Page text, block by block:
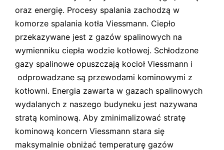
oraz energię. Procesy spalania zachodzą w
komorze spalania kotła Viessmann. Ciepło
przekazywane jest z gazów spalinowych na
wymienniku ciepła wodzie kotłowej. Schłodzone
gazy spalinowe opuszczają kocioł Viessmann i
odprowadzane są przewodami kominowymi z
kotłowni. Energia zawarta w gazach spalinowych
wydalanych z naszego budyneku jest nazywana
stratą kominową. Aby zminimalizować stratę
kominową koncern Viessmann stara się
maksymalnie obniżać temperaturę gazów